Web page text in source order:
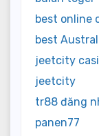
best online
best
jeetcity
jeetcity
tr88 đăng
panen77